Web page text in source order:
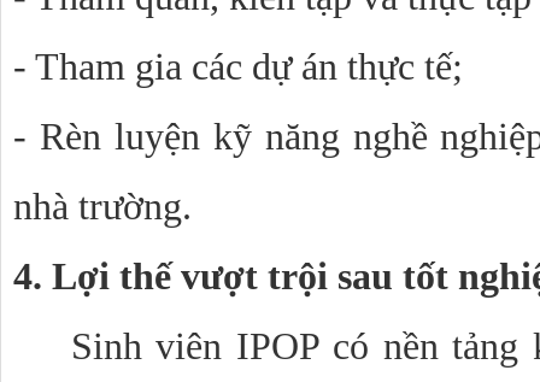
- Tham gia các dự án thực tế;
- Rèn luyện kỹ năng nghề
nhà trường.
4. Lợi thế vượt trội sau tốt
Sinh viên IPOP có nền